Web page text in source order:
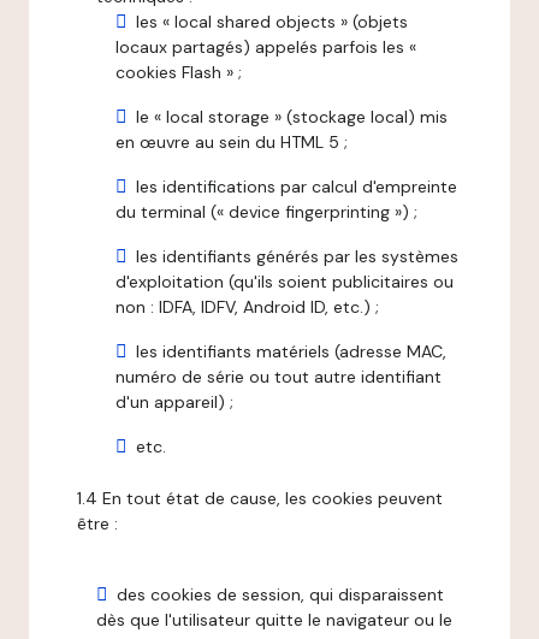
les « local shared objects » (objets
locaux partagés) appelés parfois les «
cookies Flash » ;
le « local storage » (stockage local) mis
en œuvre au sein du HTML 5 ;
les identifications par calcul d'empreinte
du terminal (« device fingerprinting ») ;
les identifiants générés par les systèmes
d'exploitation (qu'ils soient publicitaires ou
non : IDFA, IDFV, Android ID, etc.) ;
les identifiants matériels (adresse MAC,
numéro de série ou tout autre identifiant
d'un appareil) ;
etc.
1.4 En tout état de cause, les cookies peuvent
être :
des cookies de session, qui disparaissent
dès que l'utilisateur quitte le navigateur ou le